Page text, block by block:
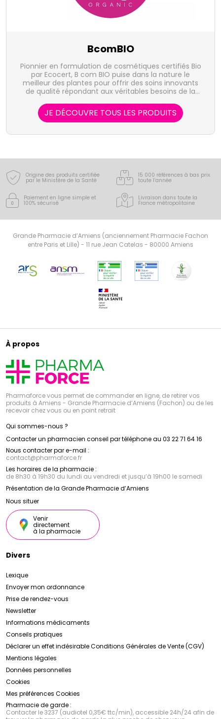
BcomBIO
Pionnier en formulation de cosmétiques certifiés Bio
par Ecocert, B com BIO puise dans la nature le
meilleur des plantes pour offrir des soins innovants
de qualité répondant aux véritables besoins de la
JE DÉCOUVRE TOUS LES PRODUITS
Origine des produits certifiée
par le Ministère de la Santé
15 000 références à bas prix
toute l’année
Paiement en ligne simple et
100% sécurisé
Livraison dans toute la
France métropolitaine
Grande Pharmacie d’Amiens (anciennement Pharmacie Fachon
entre Paris et Lille) - 11 rue Jean Catelas - 80000 Amiens
À propos
Pharmaforce vous permet de commander en ligne, de retirer vos
produits à Amiens - Grande Pharmacie d’Amiens (Fachon) ou de les
recevoir chez vous ou en point retrait
Qui sommes-nous ?
Contacter un pharmacien conseil par téléphone au 03 22 71 64 16
Nous contacter par e-mail :
contact@pharmaforce.fr
Les horaires de la pharmacie :
de 8h30 à 19h30 du lundi au vendredi et jusqu’à 19h00 le samedi
Présentation de la Grande Pharmacie d’Amiens
Nous situer
Venir
directement
à la pharmacie
Divers
Lexique
Envoyer mon ordonnance
Prise de rendez-vous
Newsletter
Informations médicaments
Conseils pratiques
Déclarer un effet indésirableConditions Générales de Vente (CGV)
Mentions légales
Données personnelles
Cookies
Mes préférences Cookies
Pharmacie de garde :
Contacter le 3237 (audiotel 0,35€ ttc/min), accessible 24h/24 afin de